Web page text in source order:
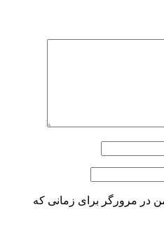
در مرورگر برای زمانی که